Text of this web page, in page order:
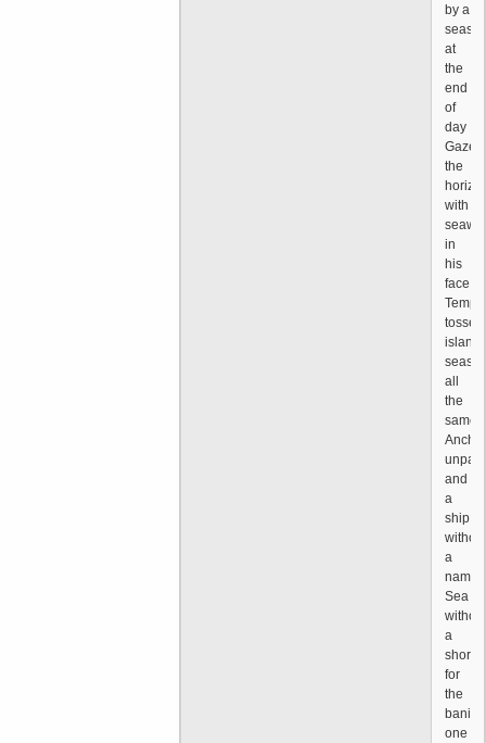
by a
at
the
end
of
day
Gazes
the
with
in
his
face
tossed
island,
all
the
same
and
a
ship
without
a
name
Sea
without
a
shore
for
the
one